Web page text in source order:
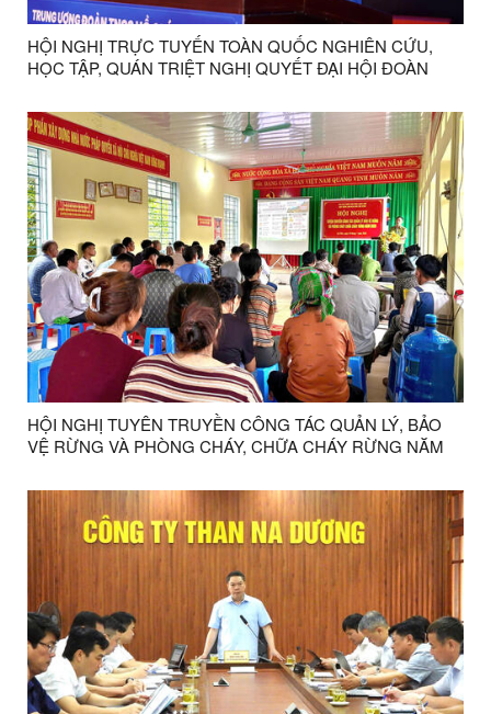
HỘI NGHỊ TRỰC TUYẾN TOÀN QUỐC NGHIÊN CỨU,
HỌC TẬP, QUÁN TRIỆT NGHỊ QUYẾT ĐẠI HỘI ĐOÀN
HỘI NGHỊ TUYÊN TRUYỀN CÔNG TÁC QUẢN LÝ, BẢO
VỆ RỪNG VÀ PHÒNG CHÁY, CHỮA CHÁY RỪNG NĂM